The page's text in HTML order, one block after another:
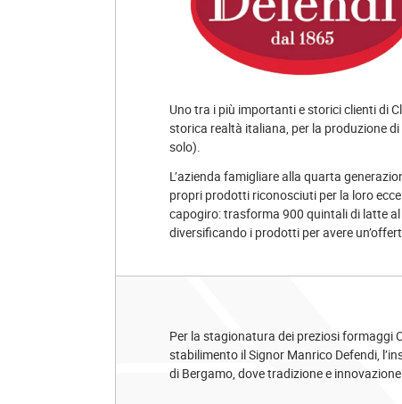
Uno tra i più importanti e storici clienti di
storica realtà italiana, per la produzione
solo).
L’azienda famigliare alla quarta
propri prodotti riconosciuti per la loro
capogiro: trasforma 900 quintali di latte
diversificando i prodotti per avere
Per la stagionatura dei preziosi formaggi
stabilimento il Signor Manrico Defendi,
di Bergamo, dove tradizione e